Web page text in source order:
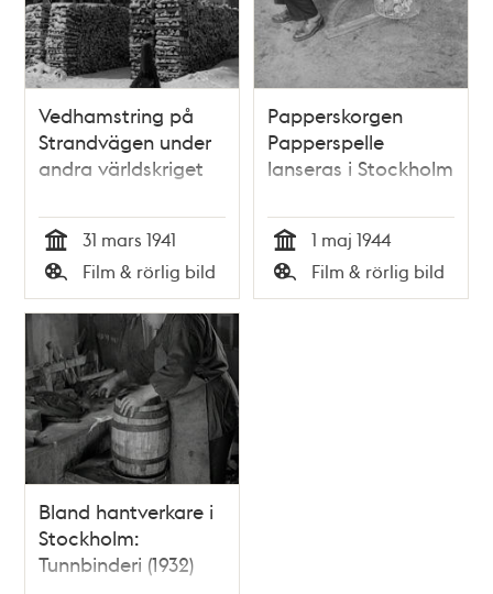
Vedhamstring på
Strandvägen under
andra världskriget
Tid
31 mars 1941
Typ
Film & rörlig bild
Papperskorgen
Papperspelle
lanseras i Stockholm
Tid
1 maj 1944
Typ
Film & rörlig bild
Bland hantverkare i
Stockholm:
Tunnbinderi (1932)